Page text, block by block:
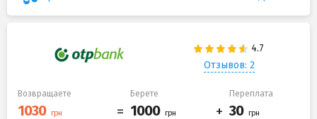
Отзывов: 2
Возвращаете Берете Переплата